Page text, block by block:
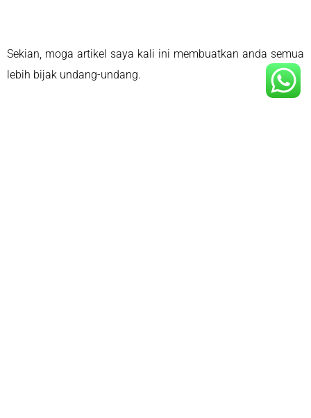
Sekian, moga artikel saya kali ini membuatkan anda semua
lebih bijak undang-undang.